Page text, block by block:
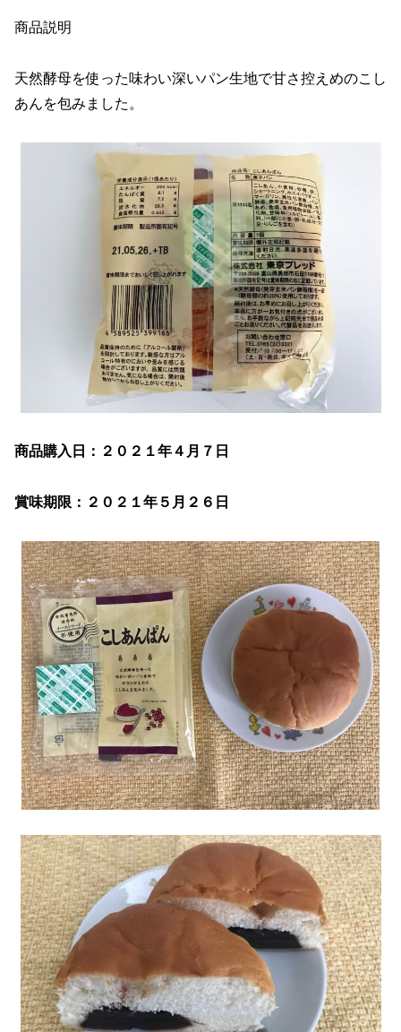
商品説明
天然酵母を使った味わい深いパン生地で甘さ控えめのこし
あんを包みました。
商品購入日：２０２１年４月７日
賞味期限：２０２１年５月２６日